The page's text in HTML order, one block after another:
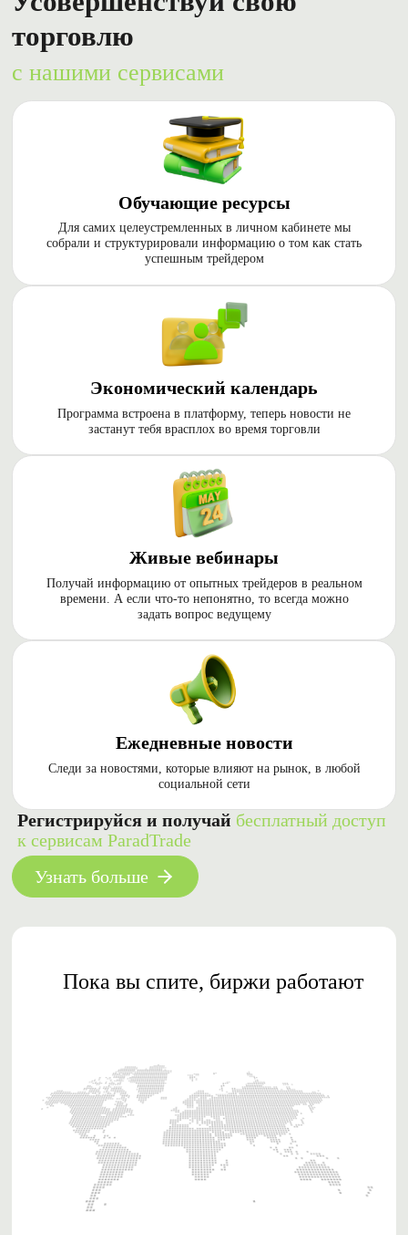
торговлю
с нашими сервисами
Обучающие ресурсы
Для самих целеустремленных в личном кабинете мы
собрали и структурировали информацию о том как стать
успешным трейдером
Экономический календарь
Программа встроена в платформу, теперь новости не
застанут тебя врасплох во время торговли
Живые вебинары
Получай информацию от опытных трейдеров в реальном
времени. А если что-то непонятно, то всегда можно
задать вопрос ведущему
Ежедневные новости
Следи за новостями, которые влияют на рынок, в любой
социальной сети
Регистрируйся и получай бесплатный доступ
к сервисам ParadTrade
Узнать больше
Пока вы спите, биржи работают